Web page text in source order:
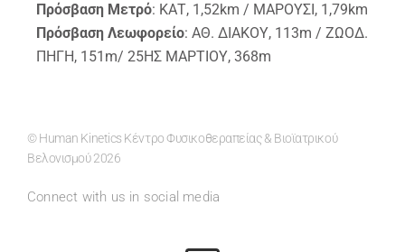
Πρόσβαση Μετρό: ΚΑΤ, 1,52km / ΜΑΡΟΥΣΙ, 1,79km
Πρόσβαση Λεωφορείο: ΑΘ. ΔΙΑΚΟΥ, 113m / ΖΩΟΔ.
ΠΗΓΗ, 151m/ 25ΗΣ ΜΑΡΤΙΟΥ, 368m
© Human Kinetics Κέντρο Φυσικοθεραπείας & Βιοϊατρικού
Βελονισμού 2026
Connect with us in social media